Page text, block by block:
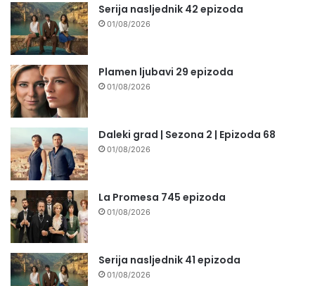
Serija nasljednik 42 epizoda
01/08/2026
Plamen ljubavi 29 epizoda
01/08/2026
Daleki grad | Sezona 2 | Epizoda 68
01/08/2026
La Promesa 745 epizoda
01/08/2026
Serija nasljednik 41 epizoda
01/08/2026